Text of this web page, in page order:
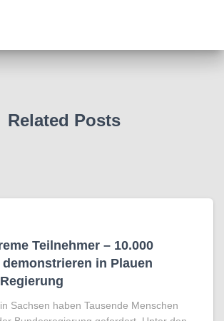
Related Posts
Teilnehmer – 10.000
demonstrieren in Plauen
Sachsen haben Tausende Menschen